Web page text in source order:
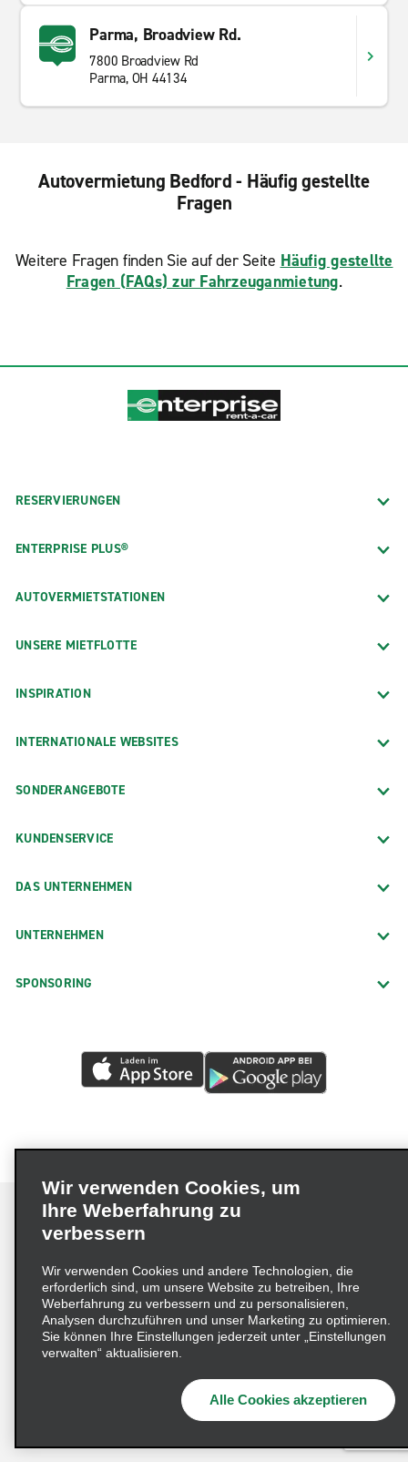
Parma, Broadview Rd.
7800 Broadview Rd
Parma, OH 44134
Autovermietung Bedford - Häufig gestellte
Fragen
Weitere Fragen finden Sie auf der Seite Häufig gestellte
Fragen (FAQs) zur Fahrzeuganmietung.
RESERVIERUNGEN
ENTERPRISE PLUS®
AUTOVERMIETSTATIONEN
UNSERE MIETFLOTTE
INSPIRATION
INTERNATIONALE WEBSITES
SONDERANGEBOTE
KUNDENSERVICE
DAS UNTERNEHMEN
UNTERNEHMEN
SPONSORING
Impressum Nutzungsbedingungen
Datenschutzrichtlinie
Cookie-Richtlinie
Datenschutzoptionen
Lieferkettensorgfaltspflichtengesetz (LkSG) Grundsatzerklärung
Beschwerdeverfahren nach dem
© 2026 Enterprise Holdings, Inc. Alle Rechte vorbehalten
Wir verwenden Cookies, um
Ihre Weberfahrung zu
verbessern
Wir verwenden Cookies und andere Technologien, die
erforderlich sind, um unsere Website zu betreiben, Ihre
Weberfahrung zu verbessern und zu personalisieren,
Analysen durchzuführen und unser Marketing zu optimieren.
Sie können Ihre Einstellungen jederzeit unter „Einstellungen
verwalten“ aktualisieren.
Alle Cookies akzeptieren